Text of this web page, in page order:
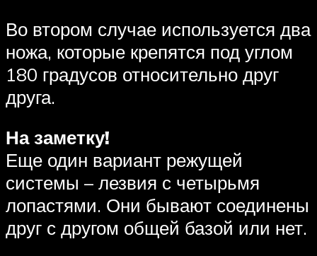
Во втором случае используется два
ножа, которые крепятся под углом
180 градусов относительно друг
друга.
На заметку!
Еще один вариант режущей
системы – лезвия с четырьмя
лопастями. Они бывают соединены
друг с другом общей базой или нет.